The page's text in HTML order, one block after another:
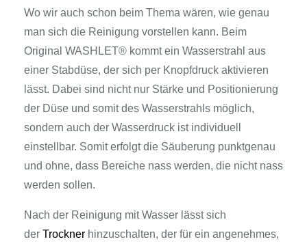
Wo wir auch schon beim Thema wären, wie genau
man sich die Reinigung vorstellen kann. Beim
Original WASHLET® kommt ein Wasserstrahl aus
einer Stabdüse, der sich per Knopfdruck aktivieren
lässt. Dabei sind nicht nur Stärke und Positionierung
der Düse und somit des Wasserstrahls möglich,
sondern auch der Wasserdruck ist individuell
einstellbar. Somit erfolgt die Säuberung punktgenau
und ohne, dass Bereiche nass werden, die nicht nass
werden sollen.
Nach der Reinigung mit Wasser lässt sich
der Trockner hinzuschalten, der für ein angenehmes,